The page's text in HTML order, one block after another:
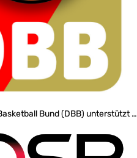
Bund (DBB) unterstützt …